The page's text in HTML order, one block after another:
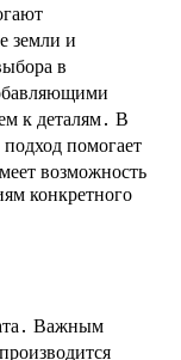
земли и
в
к деталям․ В
помогает
возможность
конкретного
Важным